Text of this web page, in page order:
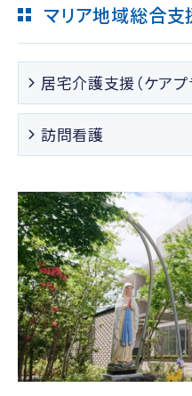
マリア地域総合支
居宅介護支援（ケアプ
訪問看護